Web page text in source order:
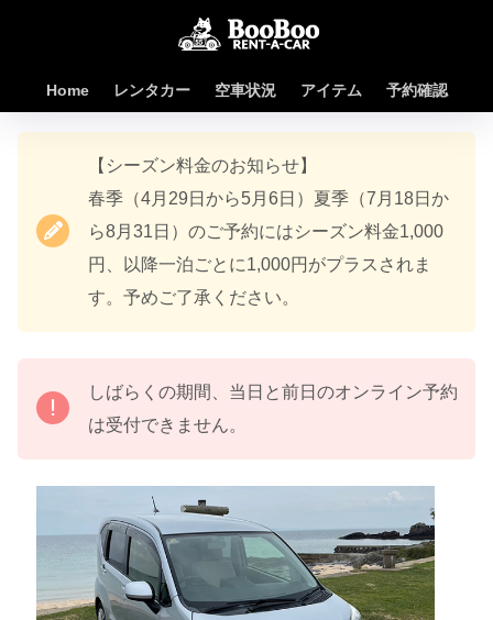
Home レンタカー 空車状況 アイテム 予約確認
【シーズン料金のお知らせ】
春季（4月29日から5月6日）夏季（7月18日か
ら8月31日）のご予約にはシーズン料金1,000
円、以降一泊ごとに1,000円がプラスされま
す。予めご了承ください。
しばらくの期間、当日と前日のオンライン予約
は受付できません。